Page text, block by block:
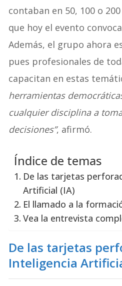
contaban en 50, 100 o
que hoy el evento
Además, el grupo ahora
pues profesionales de
capacitan en estas
herramientas
cualquier disciplina a
decisiones”, afirmó.
Índice de temas
De las tarjetas
Artificial (IA)
El llamado a la
Vea la entrevista
De las tarjetas
Inteligencia